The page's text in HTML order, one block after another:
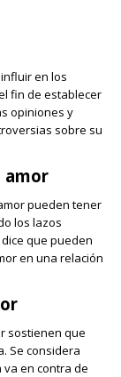
en los
fin de establecer
opiniones y
sobre su
amor
pueden tener
los lazos
que pueden
en una relación
sostienen que
Se considera
en contra de